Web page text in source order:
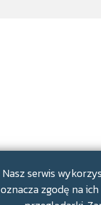
Nasz serwis
oznacza zgodę na